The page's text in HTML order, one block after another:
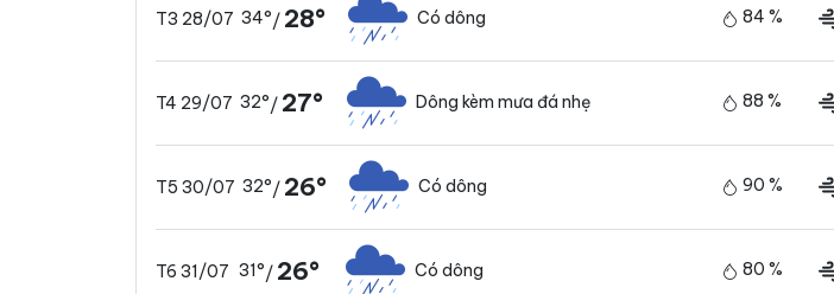
T3 28/07 34°/ 28° Có dông 84 %
T4 29/07 32°/ 27° Dông kèm mưa đá nhẹ 88 %
T5 30/07 32°/ 26° Có dông 90 %
T6 31/07 31°/ 26° Có dông 80 %